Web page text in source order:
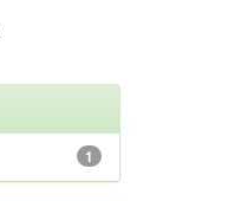
1